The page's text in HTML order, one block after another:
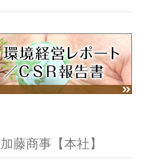
藤商事【本社】